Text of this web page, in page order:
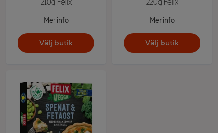
210g Felix
Mer info
Välj butik
220g Felix
Mer info
Välj butik